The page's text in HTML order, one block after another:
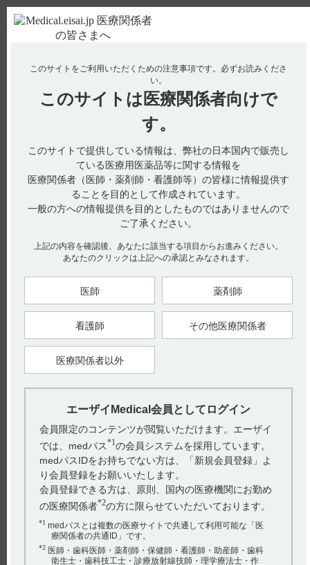
使用期限検索 Drug Information
全ての項目を対象
『 ワソラン 』 内のQ&A
ど）について教えて下さい。
電子添文及びインタビューフォームには、薬物相互作用に関する
以下の記載があります。 ［ワソラン錠40mg］ 10．相互作用（引
用1） 本剤...
いて教えてください。
電子添文には、用法及び用量に関する以下の記載があります。
6．用法及び用量 ［ワソラン錠40mg］（引用1） 成人： ＜頻脈性
不整脈（...
【ワソラン】 禁忌とその設定理由について教えてく
電子添文には、禁忌に関する以下の記載があります。 ［ワソラ
ン錠40mg］ 2．禁忌（次の患者には投与しないこと）（引用1）
このサイトをご利用いただくための注意事項です。 必ずお読みくださ
い。
このサイトは 医療関係者向けで
す。
このサイトで提供している情報は、弊社の日本国内で販売し
ている医療用医薬品等に関する情報を
医療関係者（医師・薬剤師・看護師等）の皆様に情報提供す
ることを目的として作成されています。
一般の方への情報提供を目的としたものではありませんので
ご了承ください。
上記の内容を確認後、あなたに該当する項目からお進みください。
あなたのクリックは上記への承認とみなされます。
医師 薬剤師
看護師 その他医療関係者
医療関係者以外
エーザイMedical会員としてログイン
会員限定のコンテンツが閲覧いただけます。エーザイ
では、medパス*1の会員システムを採用しています。
medパスIDをお持ちでない方は、「新規会員登録」よ
り会員登録をお願いいたします。
会員登録できる方は、原則、国内の医療機関にお勤め
の医療関係者*2の方に限らせていただいております。
*1 medパスとは複数の医療サイトで共通して利用可能な「医
療関係者の共通ID」です。
*2 医師・歯科医師・薬剤師・保健師・看護師・助産師・歯科
衛生士・歯科技工士・診療放射線技師・理学療法士・作